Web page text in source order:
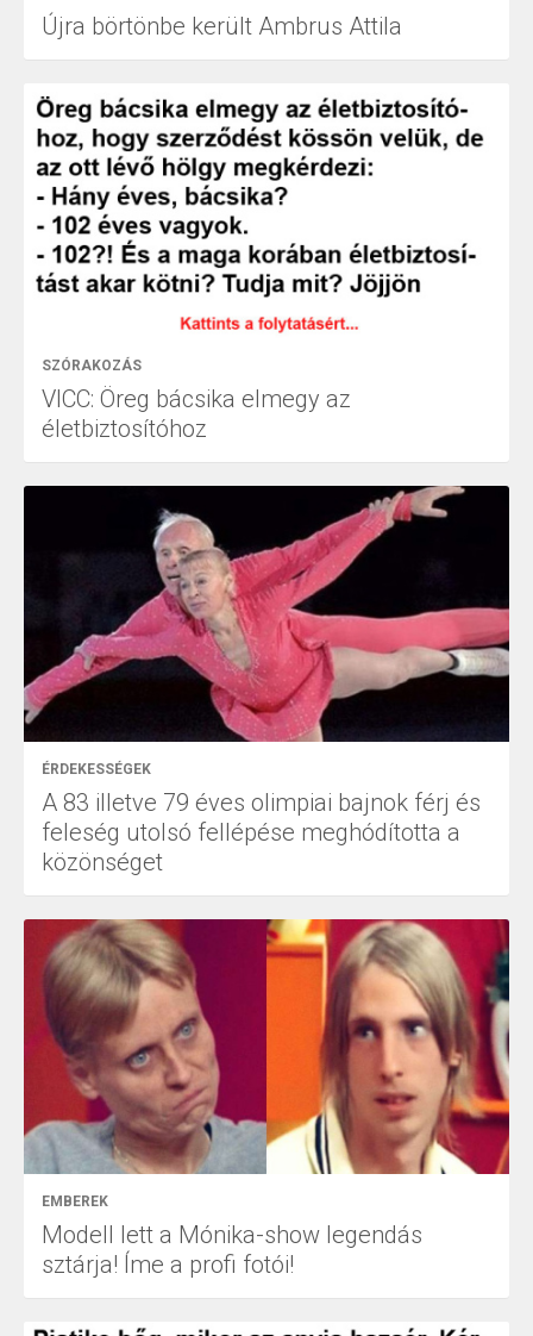
Újra börtönbe került Ambrus Attila
SZÓRAKOZÁS
VICC: Öreg bácsika elmegy az
életbiztosítóhoz
ÉRDEKESSÉGEK
A 83 illetve 79 éves olimpiai bajnok férj és
feleség utolsó fellépése meghódította a
közönséget
EMBEREK
Modell lett a Mónika-show legendás
sztárja! Íme a profi fotói!